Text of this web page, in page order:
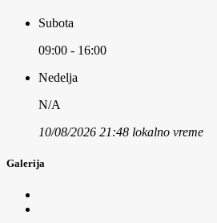
Subota
09:00 - 16:00
Nedelja
N/A
10/08/2026 21:48 lokalno vreme
Galerija